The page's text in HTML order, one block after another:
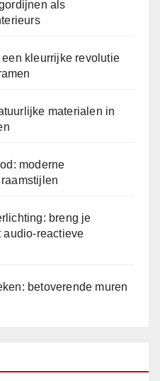
als
kleurrijke revolutie
materialen in
moderne
breng je
audio-reactieve
betoverende muren